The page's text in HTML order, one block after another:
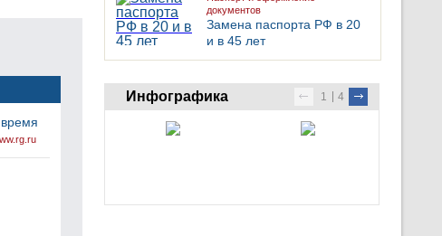
документов
Замена паспорта РФ в 20
и в 45 лет
Инфографика 1 4